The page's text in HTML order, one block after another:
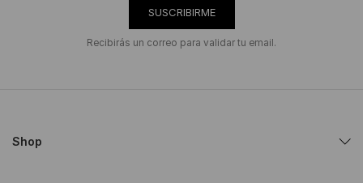
SUSCRIBIRME
Recibirás un correo para validar tu email.
Shop